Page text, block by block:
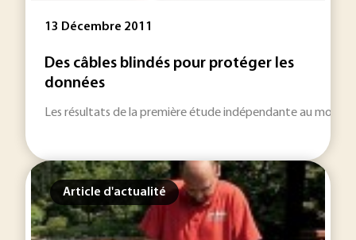
13 Décembre 2011
Des câbles blindés pour protéger les
données
Les résultats de la première étude indépendante au
Article d'actualité